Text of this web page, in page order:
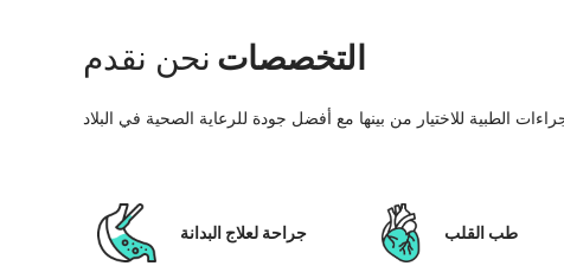
التخصصات نحن نقدم
جراحة لعلاج البدانة طب القلب